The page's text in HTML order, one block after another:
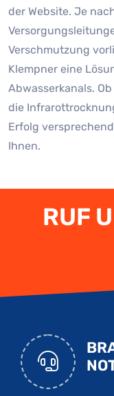
der Website. Je
Verschmutzung
Klempner eine
Abwasserkanals.
die
Erfolg
Ihnen.
RUF